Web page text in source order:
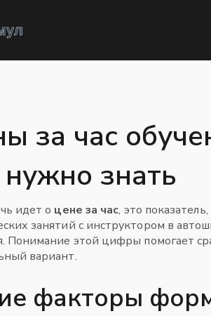
за час
нужно знать
идет о цене за час, это
занятий с инструктором в
. Понимание этой цифры помогает
вариант.
факторы